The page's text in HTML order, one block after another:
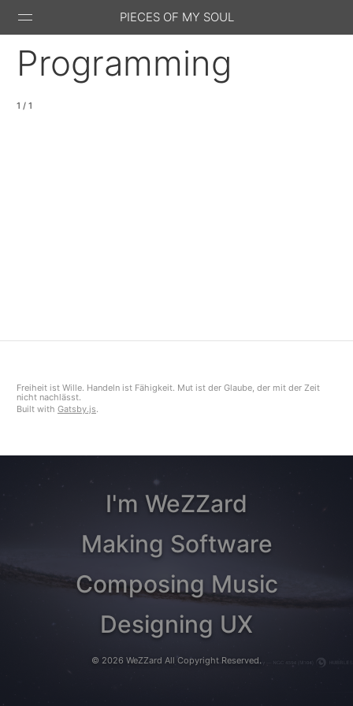
PIECES OF MY SOUL
Programming
1 / 1
Freiheit ist Wille. Handeln ist Fähigkeit. Mut ist der Glaube, der mit der Zeit
nicht nachlässt.
Built with Gatsby.js.
I'm WeZZard
Making Software
Composing Music
Designing UX
© 2026 WeZZard All Copyright Reserved.